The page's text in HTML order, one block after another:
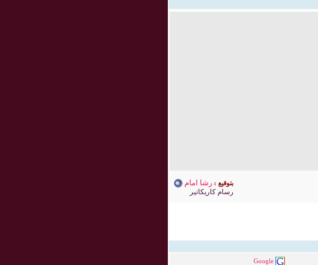
بتوقيع :رشا امام
رسام كاريكاتير
Google